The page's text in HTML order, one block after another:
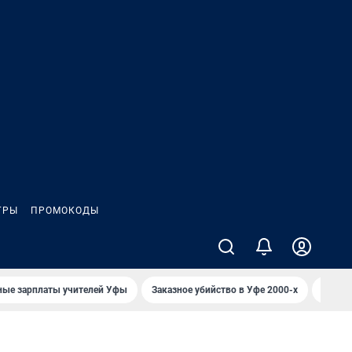
ПРОМОКОДЫ
зарплаты учителей Уфы Заказное убийство в Уфе 2000-х